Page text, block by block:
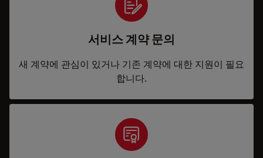
서비스 계약 문의
새 계약에 관심이 있거나 기존 계약에 대한 지원이 필요
합니다.